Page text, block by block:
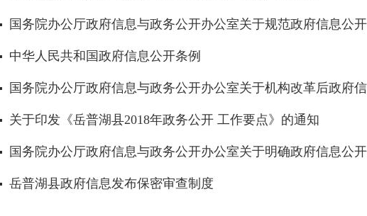
中华人民共和国政府信息公开条例
关于印发《岳普湖县2018年政务公开 工作要点》的通知
岳普湖县政府信息发布保密审查制度